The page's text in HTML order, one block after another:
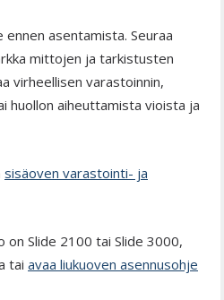
ennen asentamista. Seuraa
mittojen ja tarkistusten
virheellisen varastoinnin,
huollon aiheuttamista vioista ja
sisäoven varastointi- ja
on Slide 2100 tai Slide 3000,
tai avaa liukuoven asennusohje